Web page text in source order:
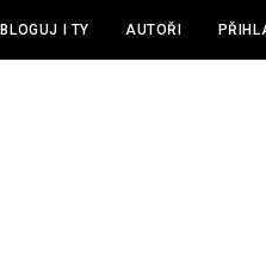
BLOGUJ I TY AUTOŘI